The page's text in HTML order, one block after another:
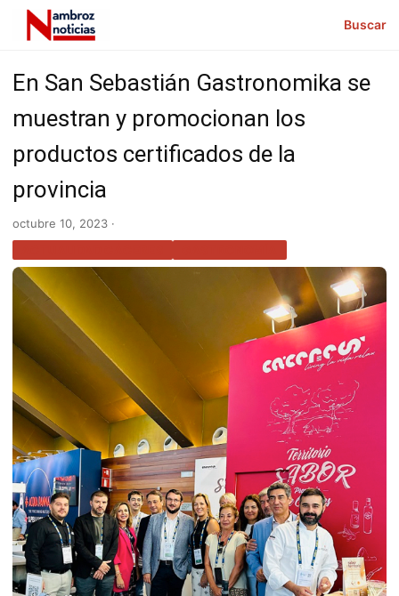
Buscar
En San Sebastián Gastronomika se
muestran y promocionan los
productos certificados de la
provincia
octubre 10, 2023 ·